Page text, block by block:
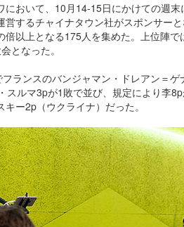
において、10月14-15日にかけての週
営するチャイナタウン社がスポンサー
倍以上となる175人を集めた。上位陣
となった。
ランスのバンジャマン・ドレアン＝
スルマ3pが1敗で並び、規定により李
ー2p（ウクライナ）だった。